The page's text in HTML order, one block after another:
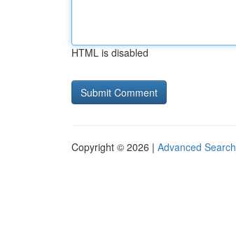
HTML is disabled
Copyright © 2026 | Advanced Search